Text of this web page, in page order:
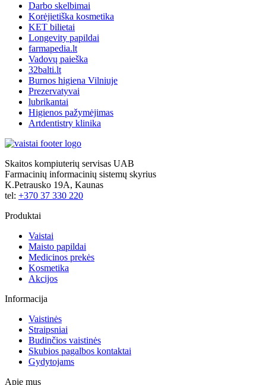
Darbo skelbimai
Korėjietiška kosmetika
KET bilietai
Longevity papildai
farmapedia.lt
Vadovų paieška
32balti.lt
Burnos higiena Vilniuje
Prezervatyvai
lubrikantai
Higienos pažymėjimas
Artdentistry klinika
Skaitos kompiuterių servisas UAB
Farmacinių informacinių sistemų skyrius
K.Petrausko 19A, Kaunas
tel: +370 37 330 220
Produktai
Vaistai
Maisto papildai
Medicinos prekės
Kosmetika
Akcijos
Informacija
Vaistinės
Straipsniai
Budinčios vaistinės
Skubios pagalbos kontaktai
Gydytojams
Apie mus